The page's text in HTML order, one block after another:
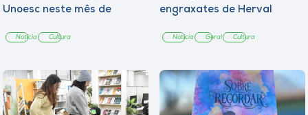
Unoesc neste mês de
Notícia Cultura
engraxates de Herval
Notícia Geral Cultura